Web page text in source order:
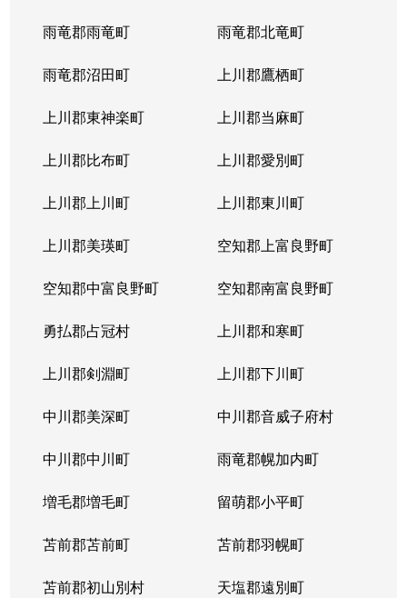
雨竜郡雨竜町 雨竜郡北竜町
雨竜郡沼田町 上川郡鷹栖町
上川郡東神楽町 上川郡当麻町
上川郡比布町 上川郡愛別町
上川郡上川町 上川郡東川町
上川郡美瑛町 空知郡上富良野町
空知郡中富良野町 空知郡南富良野町
勇払郡占冠村 上川郡和寒町
上川郡剣淵町 上川郡下川町
中川郡美深町 中川郡音威子府村
中川郡中川町 雨竜郡幌加内町
増毛郡増毛町 留萌郡小平町
苫前郡苫前町 苫前郡羽幌町
苫前郡初山別村 天塩郡遠別町